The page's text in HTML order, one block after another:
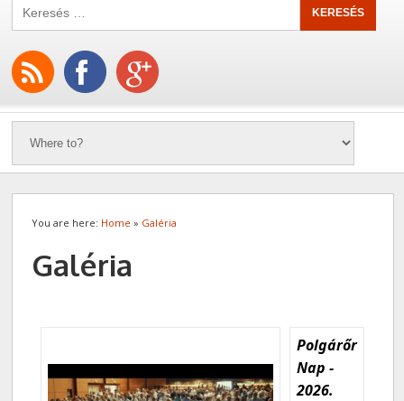
You are here: Home » Galéria
Galéria
Polgárőr
Nap -
2026.